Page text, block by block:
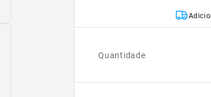
Quantidade